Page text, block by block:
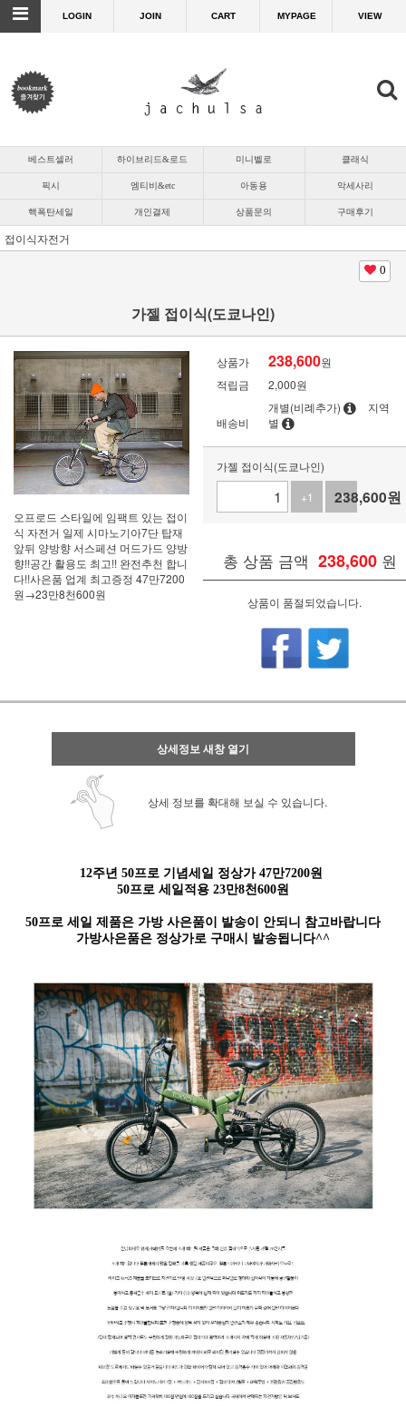
LOGIN JOIN CART MYPAGE VIEW
베스트셀러 하이브리드&로드 미니벨로 클래식
픽시 엠티비&etc 아동용 악세사리
핵폭탄세일 개인결제 상품문의 구매후기
접이식자전거
0
가젤 접이식(도쿄나인)
오프로드 스타일에 임팩트 있는 접이
식 자전거 일제 시마노기아7단 탑재
앞뒤 양방향 서스페션 머드가드 양방
향!!공간 활용도 최고!! 완전추천 합니
다!!사은품 업계 최고증정 47만7200
원→23만8천600원
상품가 238,600원
적립금
2,000원
배송비
개별(비례추가)
지역
별
가젤 접이식(도쿄나인)
+1
-1
238,600원
총 상품 금액 238,600 원
상품이 품절되었습니다.
상세정보 새창 열기
상세 정보를 확대해 보실 수 있습니다.
12주년 50프로 기념세일 정상가 47만7200원
50프로 세일적용 23만8천600원
50프로 세일 제품은 가방 사은품이 발송이 안되니 참고바랍니다
가방사은품은 정상가로 구매시 발송됩니다^^